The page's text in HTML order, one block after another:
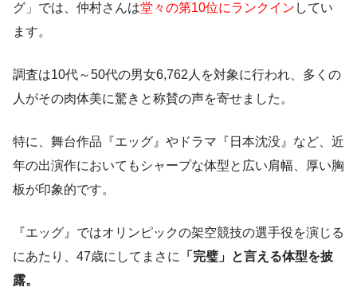
グ」では、仲村さんは堂々の第10位にランクイン してい
ます。
調査は10代～50代の男女6,762人を対象に行われ、多くの
人がその肉体美に驚きと称賛の声を寄せました。
特に、舞台作品『エッグ』やドラマ『日本沈没』など、近
年の出演作においてもシャープな体型と広い肩幅、厚い胸
板が印象的です。
『エッグ』ではオリンピックの架空競技の選手役を演じる
にあたり、47歳にしてまさに
「完璧」と言える体型を披
露。